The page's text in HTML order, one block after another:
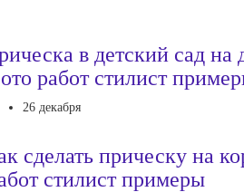
в детский сад
работ стилист
26 декабря
сделать прическу на
стилист примеры